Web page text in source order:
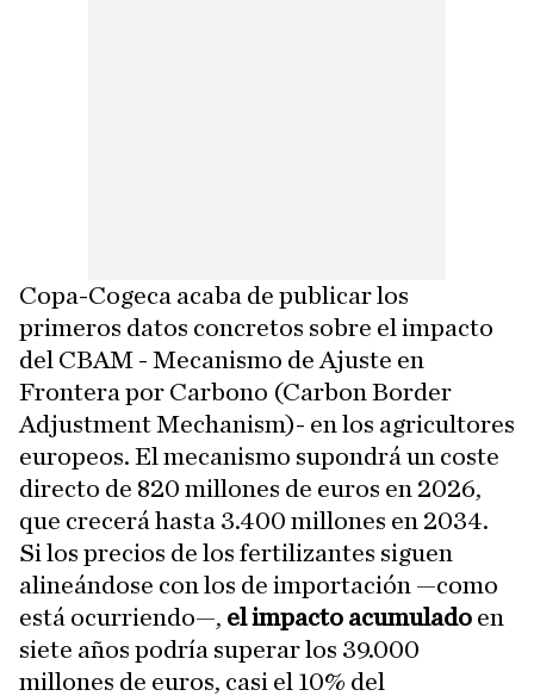
Copa-Cogeca acaba de publicar los
primeros datos concretos sobre el impacto
del CBAM - Mecanismo de Ajuste en
Frontera por Carbono (Carbon Border
Adjustment Mechanism)- en los agricultores
europeos. El mecanismo supondrá un coste
directo de 820 millones de euros en 2026,
que crecerá hasta 3.400 millones en 2034.
Si los precios de los fertilizantes siguen
alineándose con los de importación —como
está ocurriendo—, el impacto acumulado en
siete años podría superar los 39.000
millones de euros, casi el 10% del